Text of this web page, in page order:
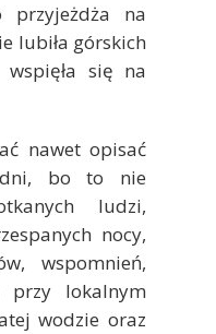
przyjeżdża na
lubiła górskich
wspięła się na
nawet opisać
dni, bo to nie
ludzi,
nocy,
wspomnień,
przy lokalnym
wodzie oraz